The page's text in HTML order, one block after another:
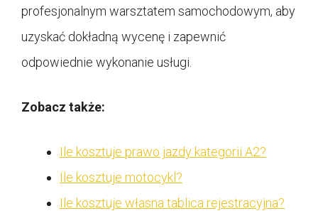
profesjonalnym warsztatem samochodowym, aby
uzyskać dokładną wycenę i zapewnić
odpowiednie wykonanie usługi.
Zobacz także:
Ile kosztuje prawo jazdy kategorii A2?
Ile kosztuje motocykl?
Ile kosztuje własna tablica rejestracyjna?